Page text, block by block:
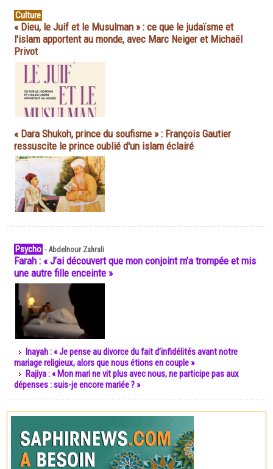
Culture
« Dieu, le Juif et le Musulman » : ce que le judaïsme et
l'islam apportent au monde, avec Marc Neiger et Michaël
Privot
« Dara Shukoh, prince du soufisme » : François Gautier
ressuscite le prince oublié d'un islam éclairé
Psycho -Abdelnour Zahrali
Farah : « J’ai découvert que mon conjoint m’a trompée et mis
une autre fille enceinte »
Inayah : « Je pense au divorce du fait d’infidélités avant notre
mariage religieux, alors que nous étions en couple »
Rajiya : « Mon mari ne vit plus avec nous, ne participe pas aux
dépenses : suis-je encore mariée ? »